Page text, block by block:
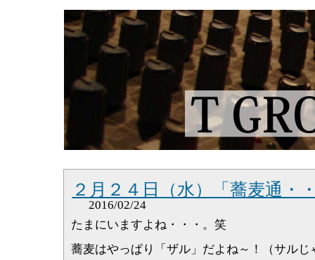
２月２４日（水）「蕎麦通・
2016/02/24
たまにいますよね・・・。笑
蕎麦はやっぱり「ザル」だよね～！（サルじ